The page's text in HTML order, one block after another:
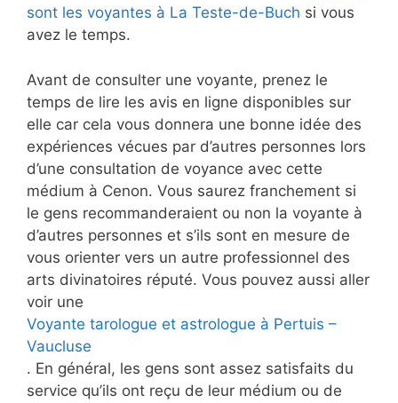
sont les voyantes à La Teste-de-Buch si vous
avez le temps.
Avant de consulter une voyante, prenez le
temps de lire les avis en ligne disponibles sur
elle car cela vous donnera une bonne idée des
expériences vécues par d’autres personnes lors
d’une consultation de voyance avec cette
médium à Cenon. Vous saurez franchement si
le gens recommanderaient ou non la voyante à
d’autres personnes et s’ils sont en mesure de
vous orienter vers un autre professionnel des
arts divinatoires réputé. Vous pouvez aussi aller
voir une
Voyante tarologue et astrologue à Pertuis –
Vaucluse
. En général, les gens sont assez satisfaits du
service qu’ils ont reçu de leur médium ou de